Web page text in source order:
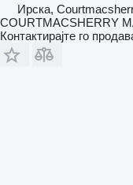
Ирска,
COURTMACSHERRY
Контактирајте го